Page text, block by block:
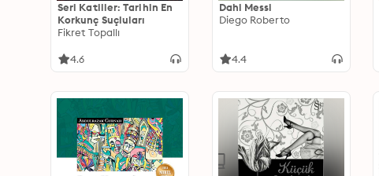
Seri Katiller: Tarihin En
Korkunç Suçluları
Fikret Topallı
4.6
Dahi Messi
Diego Roberto
4.4